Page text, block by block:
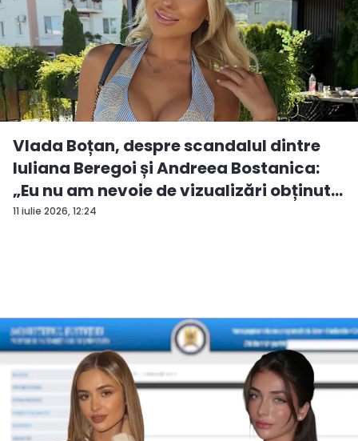
11 iulie 2026, 12:24
Vlada Boțan, despre scandalul dintre
Iuliana Beregoi și Andreea Bostanica:
„Eu nu am nevoie de vizualizări obținut...